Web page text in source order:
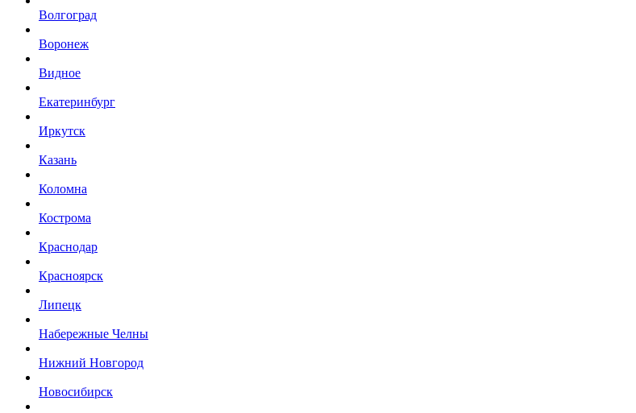
Волгоград
Воронеж
Видное
Екатеринбург
Иркутск
Казань
Коломна
Кострома
Краснодар
Красноярск
Липецк
Набережные Челны
Нижний Новгород
Новосибирск